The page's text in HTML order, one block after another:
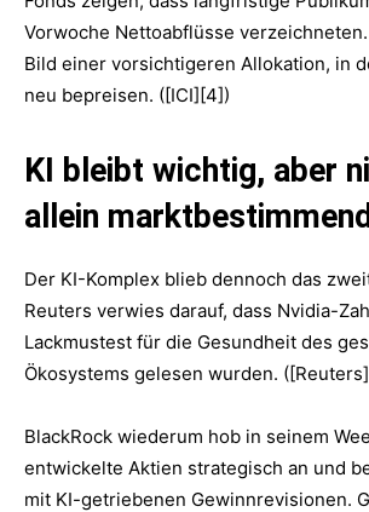
Vorwoche Nettoabflüsse
Bild einer vorsichtigeren Allokation, in
neu bepreisen. ([ICI][4])
KI bleibt wichtig, aber
allein marktbestimmend
Der KI-Komplex blieb dennoch das
Reuters verwies darauf, dass Nvidia-
Lackmustest für die Gesundheit des
Ökosystems gelesen wurden.
BlackRock wiederum hob in seinem
entwickelte Aktien strategisch an und
mit KI-getriebenen Gewinnrevisionen.